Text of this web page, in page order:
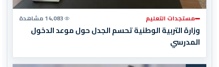
مستجدات التعليم 14,083 مشاهدة
وزارة التربية الوطنية تحسم الجدل حول موعد الدخول
المدرسي